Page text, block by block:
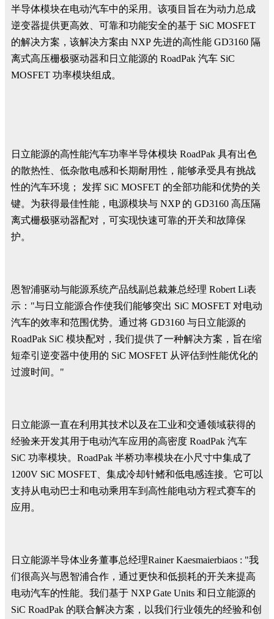
半导体模块在电动汽车中的采用。该项目旨在为动力总成
逆变器提供更高效、可靠和功能安全的基于 SiC MOSFET
的解决方案，该解决方案由 NXP 先进的高性能 GD3160 隔
离式高压栅极驱动器和日立能源的 RoadPak 汽车 SiC
MOSFET 功率模块组成。
日立能源的高性能汽车功率半导体模块 RoadPak 具有出色
的散热性、低杂散电感和长期耐用性，能够承受具有挑战
性的汽车环境； 发挥 SiC MOSFET 的全部功能和优势的关
键。为获得最佳性能，电源模块与 NXP 的 GD3160 高压隔
离式栅极驱动器配对，可实现快速可靠的开关和故障保
护。
恩智浦驱动与能源系统产品线副总裁兼总经理 Robert Li表
示："与日立能源合作使我们能够突出 SiC MOSFET 对电动
汽车的效率和范围优势。通过将 GD3160 与日立能源的
RoadPak SiC 模块配对，我们提供了一种解决方案，旨在缩
短牵引逆变器中使用的 SiC MOSFET 从评估到性能优化的
过渡时间。"
日立能源一直在利用其技术以及在工业和交通领域获得的
经验来开发其用于电动汽车应用的高密度 RoadPak 汽车
SiC 功率模块。RoadPak 半桥功率模块在小尺寸中集成了
1200V SiC MOSFET、集成冷却针鳍和低电感连接。它可以
支持从电动巴士和电动乘用车到高性能电动方程式赛车的
应用。
日立能源半导体业务董事总经理Rainer Kaesmaierbiaos : "我
们很高兴与恩智浦合作，通过更快和低损耗的开关来提高
电动汽车的性能。我们基于 NXP Gate Units 和日立能源的
SiC RoadPak 的联合解决方案，以我们行业领先的经验和创